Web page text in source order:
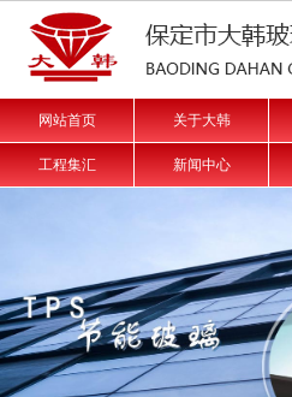
网站首页 关于大韩
工程集汇 新闻中心